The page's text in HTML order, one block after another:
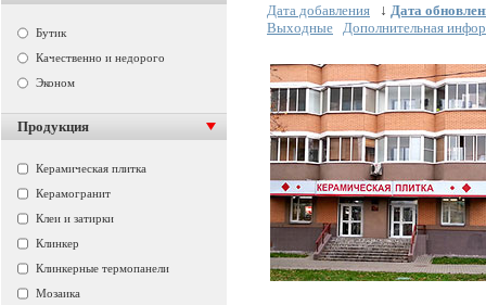
Дата добавления ↓ Дата
Выходные
Дополнительная
Бутик
Качественно и недорого
Эконом
Продукция
Керамическая плитка
Керамогранит
Клеи и затирки
Клинкер
Клинкерные термопанели
Мозаика